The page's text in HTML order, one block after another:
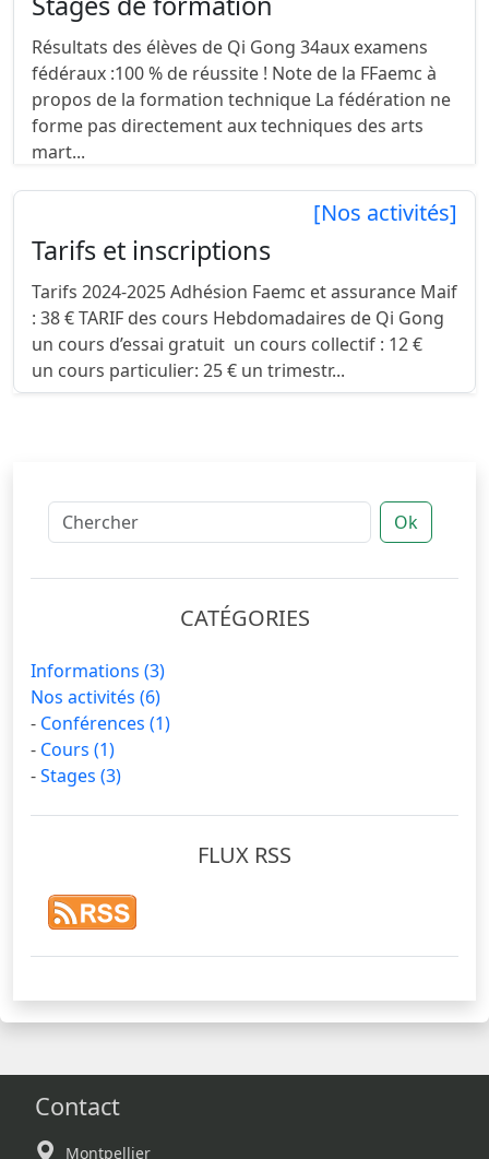
Résultats des élèves de Qi Gong 34aux examens
fédéraux :100 % de réussite ! Note de la FFaemc à
propos de la formation technique La fédération ne
forme pas directement aux techniques des arts
mart...
[Nos activités]
Tarifs et inscriptions
Tarifs 2024-2025 Adhésion Faemc et assurance Maif
: 38 € TARIF des cours Hebdomadaires de Qi Gong
un cours d’essai gratuit un cours collectif : 12 €
un cours particulier: 25 € un trimestr...
Ok
CATÉGORIES
Informations (3)
Nos activités (6)
- Conférences (1)
- Cours (1)
-Stages (3)
FLUX RSS
Contact
Montpellier